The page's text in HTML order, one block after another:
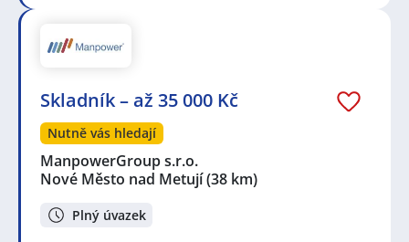
Skladník – až 35 000 Kč
Nutně vás hledají
ManpowerGroup s.r.o.
Nové Město nad Metují(38 km)
Plný úvazek